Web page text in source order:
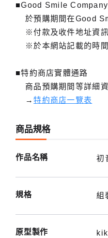
■Good Smile
於預購期間在Good
※付款及收件地址資訊
※於本網站記載的時間
■特約商店實體通路
商品預購期間等詳細資
→特約商店一覽表
商品規格
作品名稱 初
規格 組
原型製作